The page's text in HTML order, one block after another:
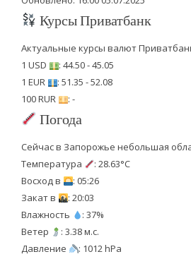
Курсы Приватбанк
Актуальные курсы валют
1 USD
: 44.50 - 45.05
1 EUR
: 51.35 - 52.08
100 RUR
: -
Погода
Сейчас в Запорожье небольшая
Температура
: 28.63°C
Восход в
: 05:26
Закат в
: 20:03
Влажность
: 37%
Ветер
: 3.38 м.с.
Давление
: 1012 hPa